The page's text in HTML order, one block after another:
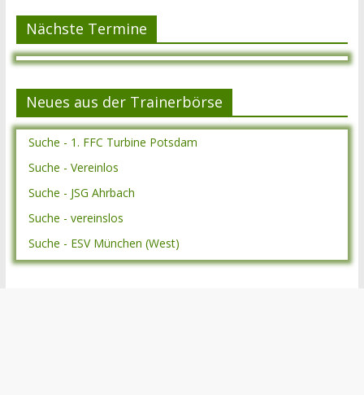
Nächste Termine
Neues aus der Trainerbörse
Suche - 1. FFC Turbine Potsdam
Suche - Vereinlos
Suche - JSG Ahrbach
Suche - vereinslos
Suche - ESV München (West)